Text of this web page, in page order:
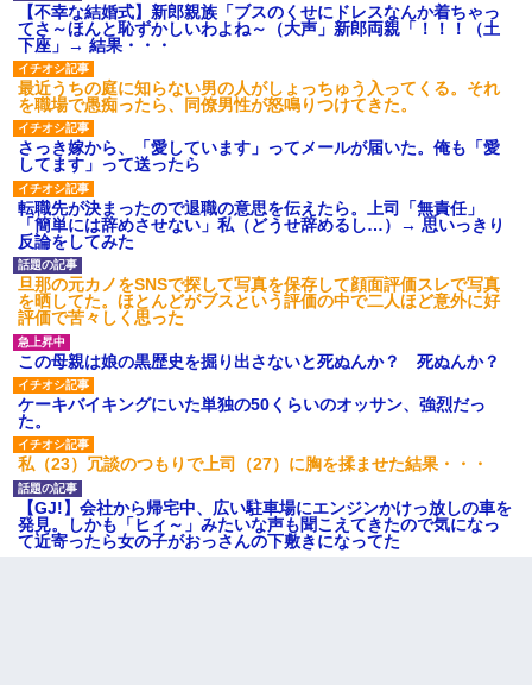
【不幸な結婚式】新郎親族「ブスのくせにドレスなんか着ちゃっ
てさ～ほんと恥ずかしいわよね～（大声」新郎両親「！！！（土
下座」→ 結果・・・
最近うちの庭に知らない男の人がしょっちゅう入ってくる。それ
を職場で愚痴ったら、同僚男性が怒鳴りつけてきた。
さっき嫁から、「愛しています」ってメールが届いた。俺も「愛
してます」って送ったら
転職先が決まったので退職の意思を伝えたら。上司「無責任」
「簡単には辞めさせない」私（どうせ辞めるし…）→ 思いっきり
反論をしてみた
旦那の元カノをSNSで探して写真を保存して顔面評価スレで写真
を晒してた。ほとんどがブスという評価の中で二人ほど意外に好
評価で苦々しく思った
この母親は娘の黒歴史を掘り出さないと死ぬんか？ 死ぬんか？
ケーキバイキングにいた単独の50くらいのオッサン、強烈だっ
た。
私（23）冗談のつもりで上司（27）に胸を揉ませた結果・・・
【GJ!】会社から帰宅中、広い駐車場にエンジンかけっ放しの車を
発見。しかも「ヒィ～」みたいな声も聞こえてきたので気になっ
て近寄ったら女の子がおっさんの下敷きになってた